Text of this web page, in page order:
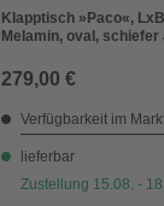
Klapptisch »Paco«,
Melamin, oval, schiefer
279,00 €
Verfügbarkeit im
lieferbar
Zustellung 15.08. -